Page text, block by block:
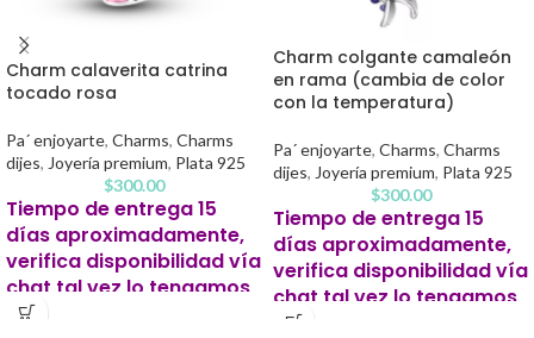
Charm calaverita catrina
tocado rosa
Pa´ enjoyarte, Charms, Charms
dijes, Joyería premium, Plata 925
$300.00
Tiempo de entrega 15
días aproximadamente,
verifica disponibilidad vía
chat tal vez lo tengamos
listo antes.
Charm colgante camaleón
en rama (cambia de color
con la temperatura)
Pa´ enjoyarte, Charms, Charms
dijes, Joyería premium, Plata 925
$300.00
Tiempo de entrega 15
días aproximadamente,
verifica disponibilidad vía
chat tal vez lo tengamos
listo antes.